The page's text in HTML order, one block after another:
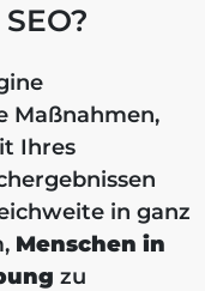
Maßnahmen,
Ihres
in ganz
Menschen in
zu